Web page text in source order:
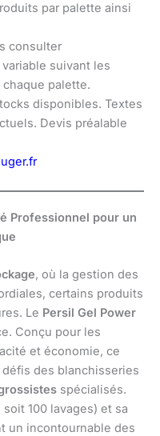
par palette ainsi
consulter
suivant les
palette.
disponibles. Textes
Devis préalable
Professionnel pour un
, où la gestion des
certains produits
Le Persil Gel Power
Conçu pour les
et économie, ce
des blanchisseries
spécialisés.
100 lavages) et sa
un incontournable des